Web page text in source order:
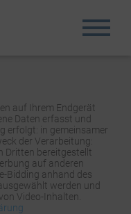
auf Ihrem Endgerät
Daten erfasst und
erfolgt: in gemeinsamer
der Verarbeitung:
Dritten bereitgestellt
auf anderen
Bidding anhand des
werden und
Video-Inhalten.